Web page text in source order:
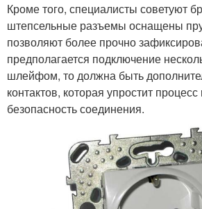
Кроме того, специалисты советуют
штепсельные разъемы оснащены
позволяют более прочно
предполагается подключение
шлейфом, то должна быть
контактов, которая упростит
безопасность соединения.